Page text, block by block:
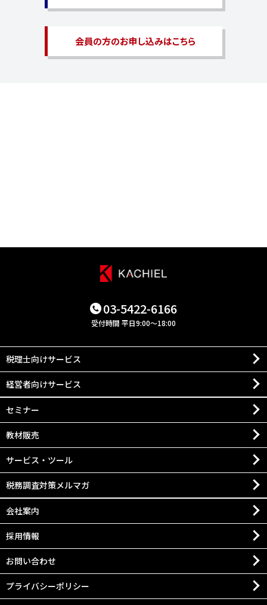
会員の方のお申し込みはこちら
03-5422-6166
受付時間 平日9:00～18:00
税理士向けサービス
経営者向けサービス
セミナー
教材販売
サービス・ツール
税務調査対策メルマガ
会社案内
採用情報
お問い合わせ
プライバシーポリシー